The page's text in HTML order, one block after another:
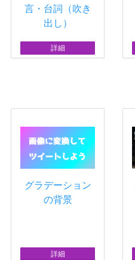
言・台詞（吹き
出し）
詳細
グラデーション
の背景
詳細